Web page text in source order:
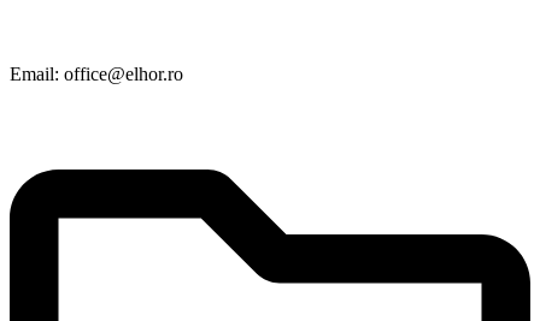
Email: office@elhor.ro